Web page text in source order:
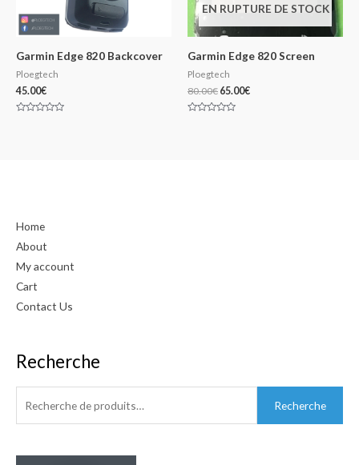
Garmin Edge 820 Backcover
Ploegtech
45.00€
EN RUPTURE DE STOCK
Garmin Edge 820 Screen
Ploegtech
80.00€ 65.00€
Home
About
My account
Cart
Contact Us
Recherche
Recherche
Recherche